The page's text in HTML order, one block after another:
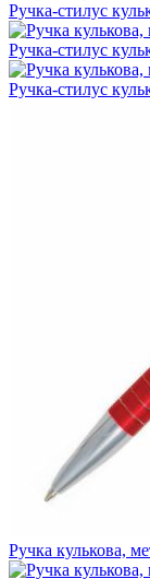
Ручка-стилус
Ручка-стилус
Ручка-стилус
Ручка кулькова,